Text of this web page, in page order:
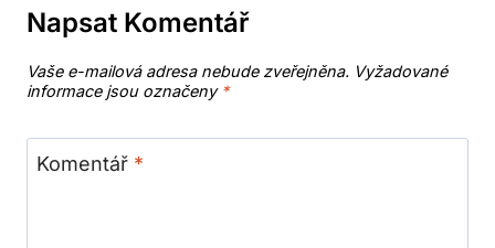
Napsat Komentář
Vaše e-mailová adresa nebude zveřejněna. Vyžadované
informace jsou označeny *
Komentář *